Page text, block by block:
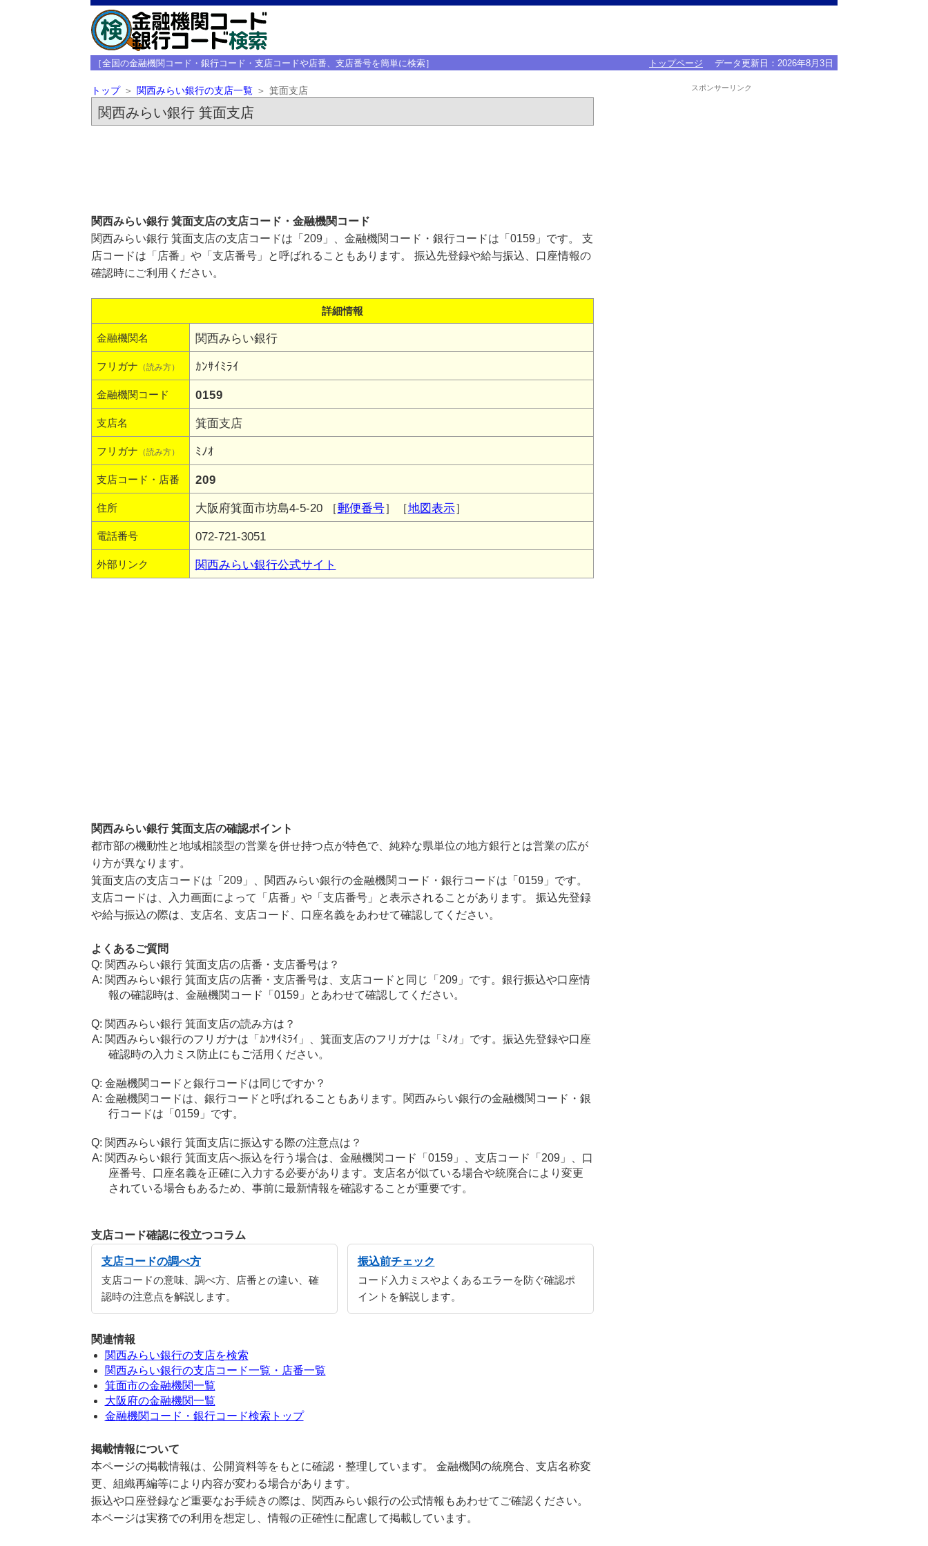
［全国の金融機関コード・銀行コード・支店コードや店番、支店番号を簡単に検索］ トップページ データ更新日： 2026年8月3日
トップ 関西みらい銀行の支店一覧 箕面支店
関西みらい銀行 箕面支店
関西みらい銀行 箕面支店の支店コード・金融機関コード
関西みらい銀行 箕面支店の支店コードは「209」、金融機関コード・銀行コードは「0159」です。 支
店コードは「店番」や「支店番号」と呼ばれることもあります。 振込先登録や給与振込、口座情報の
確認時にご利用ください。
詳細情報
金融機関名 関西みらい銀行
フリガナ （読み方） ｶﾝｻｲﾐﾗｲ
金融機関コード 0159
支店名 箕面支店
フリガナ （読み方） ﾐﾉｵ
支店コード・店番 209
住所 大阪府箕面市坊島4-5-20 ［郵便番号］［地図表示］
電話番号 072-721-3051
外部リンク 関西みらい銀行公式サイト
関西みらい銀行 箕面支店の確認ポイント
都市部の機動性と地域相談型の営業を併せ持つ点が特色で、純粋な県単位の地方銀行とは営業の広が
り方が異なります。
箕面支店の支店コードは「209」、関西みらい銀行の金融機関コード・銀行コードは「0159」です。
支店コードは、入力画面によって「店番」や「支店番号」と表示されることがあります。 振込先登録
や給与振込の際は、支店名、支店コード、口座名義をあわせて確認してください。
よくあるご質問
関西みらい銀行 箕面支店の店番・支店番号は？
関西みらい銀行 箕面支店の店番・支店番号は、支店コードと同じ「209」です。銀行振込や口座情
報の確認時は、金融機関コード「0159」とあわせて確認してください。
関西みらい銀行 箕面支店の読み方は？
関西みらい銀行のフリガナは「ｶﾝｻｲﾐﾗｲ」、箕面支店のフリガナは「ﾐﾉｵ」です。振込先登録や口座
確認時の入力ミス防止にもご活用ください。
金融機関コードと銀行コードは同じですか？
金融機関コードは、銀行コードと呼ばれることもあります。関西みらい銀行の金融機関コード・銀
行コードは「0159」です。
関西みらい銀行 箕面支店に振込する際の注意点は？
関西みらい銀行 箕面支店へ振込を行う場合は、金融機関コード「0159」、支店コード「209」、口
座番号、口座名義を正確に入力する必要があります。支店名が似ている場合や統廃合により変更
されている場合もあるため、事前に最新情報を確認することが重要です。
支店コード確認に役立つコラム
支店コードの調べ方
支店コードの意味、調べ方、店番との違い、確
認時の注意点を解説します。
振込前チェック
コード入力ミスやよくあるエラーを防ぐ確認ポ
イントを解説します。
関連情報
関西みらい銀行の支店を検索
関西みらい銀行の支店コード一覧・店番一覧
箕面市の金融機関一覧
大阪府の金融機関一覧
金融機関コード・銀行コード検索トップ
掲載情報について
本ページの掲載情報は、公開資料等をもとに確認・整理しています。 金融機関の統廃合、支店名称変
更、組織再編等により内容が変わる場合があります。
振込や口座登録など重要なお手続きの際は、関西みらい銀行の公式情報もあわせてご確認ください。
本ページは実務での利用を想定し、情報の正確性に配慮して掲載しています。
スポンサーリンク